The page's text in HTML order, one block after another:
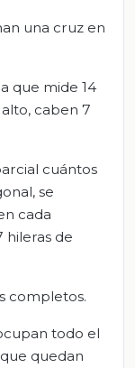
una cruz en
que mide 14
caben 7
cuántos
se
cada
hileras de
completos.
todo el
quedan